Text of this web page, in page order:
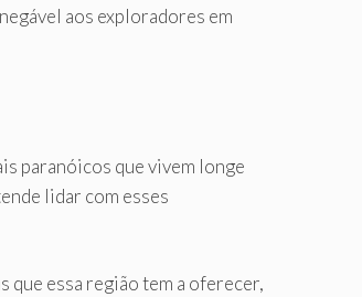
aos exploradores em
paranóicos que vivem longe
lidar com esses
que essa região tem a oferecer,